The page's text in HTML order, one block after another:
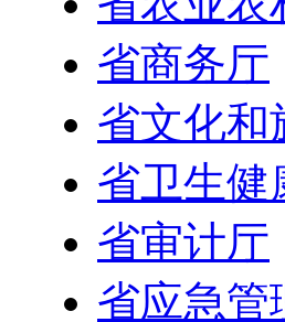
省商务厅
省文化和
省卫生健
省审计厅
省应急管